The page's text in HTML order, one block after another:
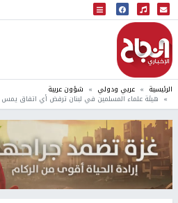
البث المباشر
إذاعة النجاح
الرئيسية عربي ودولي شؤون عربية
هيئة علماء المسلمين في لبنان ترفض أي اتفاق يمس